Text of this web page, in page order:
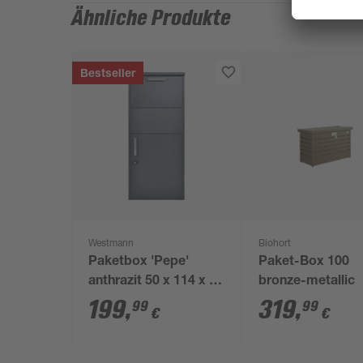
Ähnliche Produkte
Bestseller
Westmann
Paketbox 'Pepe'
anthrazit 50 x 114 x 39
cm
199,99 €
Biohort
Paket-Box 100
bronze-metallic
319,99 €